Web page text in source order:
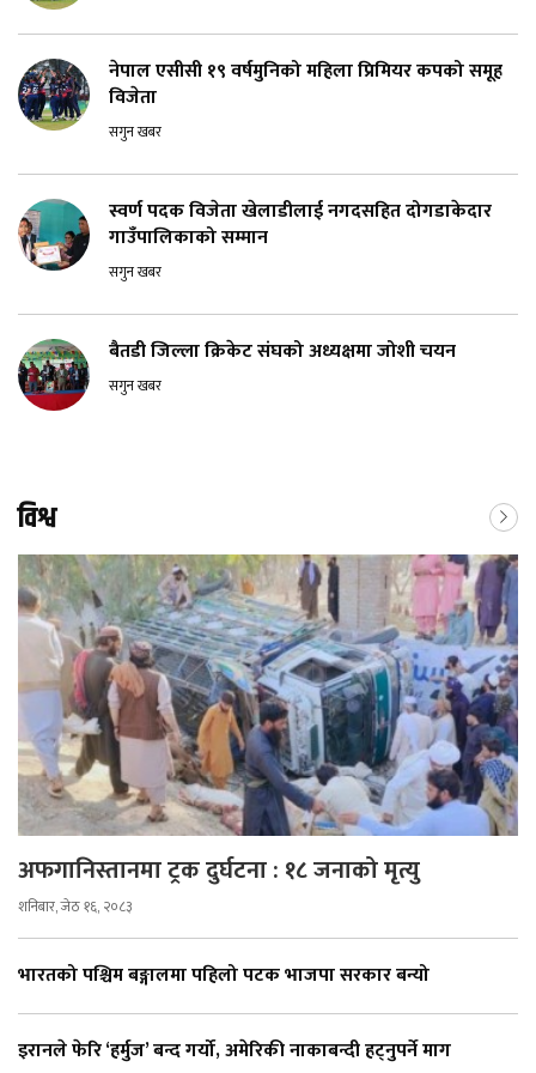
नेपाल एसीसी १९ वर्षमुनिको महिला प्रिमियर कपको समूह
विजेता
सगुन खबर
स्वर्ण पदक विजेता खेलाडीलाई नगदसहित दोगडाकेदार
गाउँपालिकाको सम्मान
सगुन खबर
बैतडी जिल्ला क्रिकेट संघको अध्यक्षमा जोशी चयन
सगुन खबर
विश्व
अफगानिस्तानमा ट्रक दुर्घटना : १८ जनाको मृत्यु
शनिबार, जेठ १६, २०८३
भारतको पश्चिम बङ्गालमा पहिलो पटक भाजपा सरकार बन्यो
इरानले फेरि ‘हर्मुज’ बन्द गर्यो, अमेरिकी नाकाबन्दी हट्नुपर्ने माग